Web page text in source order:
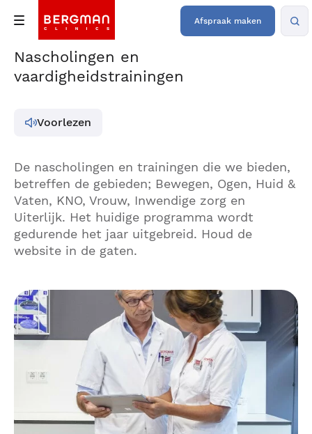
Afspraak maken
Nascholingen en
vaardigheidstrainingen
Voorlezen
De nascholingen en trainingen die we bieden,
betreffen de gebieden; Bewegen, Ogen, Huid &
Vaten, KNO, Vrouw, Inwendige zorg en
Uiterlijk. Het huidige programma wordt
gedurende het jaar uitgebreid. Houd de
website in de gaten.